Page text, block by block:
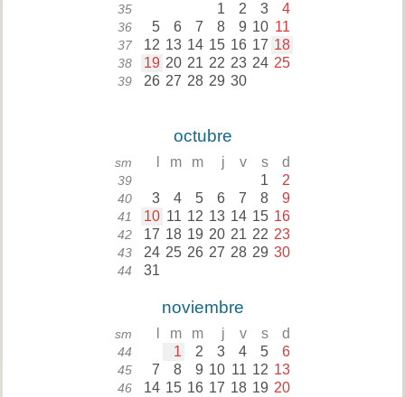
35 1 2 3 4
36 5 6 7 8 9 10 11
37 12 13 14 15 16 17 18
38 19 20 21 22 23 24 25
39 26 27 28 29 30
octubre
sm m m j v s d
39 1 2
40 3 4 5 6 7 8 9
41 10 11 12 13 14 15 16
42 17 18 19 20 21 22 23
43 24 25 26 27 28 29 30
44 31
noviembre
sm m m j v s d
44 1 2 3 4 5 6
45 7 8 9 10 11 12 13
46 14 15 16 17 18 19 20